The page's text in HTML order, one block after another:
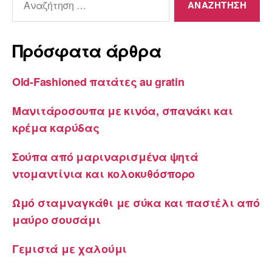
για:
Πρόσφατα άρθρα
Old-Fashioned πατάτες au gratin
Μανιτάροσουπα με κινόα, σπανάκι και
κρέμα καρύδας
Σούπα από μαριναρισμένα ψητά
ντομαντίνια και κολοκυθόσπορο
Ωμό σταμναγκάθι με σύκα και παστέλι από
μαύρο σουσάμι
Γεμιστά με χαλούμι